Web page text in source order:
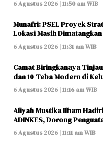
6 Agustus 2026 | 11:50 am WIB
Munafri: PSEL Proyek
Lokasi Masih Dimatangkan
6 Agustus 2026 | 11:31 am WIB
Camat Biringkanaya
dan 10 Teba Modern di
6 Agustus 2026 | 11:16 am WIB
Aliyah Mustika Ilham
ADINKES, Dorong
6 Agustus 2026 | 11:11 am WIB